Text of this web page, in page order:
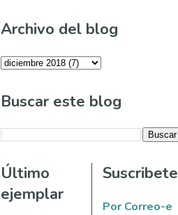
Archivo del blog
Buscar este blog
Último
ejemplar
Suscribete
Por Correo-e